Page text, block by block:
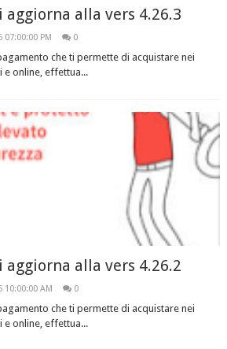
aggiorna alla vers 4.26.3
07:00:00 PM 0
che ti permette di acquistare nei
e online, effettua...
aggiorna alla vers 4.26.2
10:00:00 AM 0
che ti permette di acquistare nei
e online, effettua...